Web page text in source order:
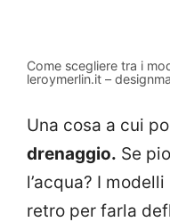
Come scegliere tra i
leroymerlin.it –
Una cosa a cui
drenaggio. Se
l’acqua? I
retro per farla